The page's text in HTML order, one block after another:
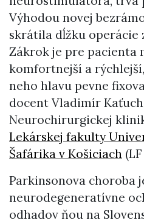
Výhodou novej
skrátila dĺžku operácie
Zákrok je pre pacienta
komfortnejší a
neho hlavu pevne
docent Vladimír
Neurochirurgickej
Lekárskej fakulty
Šafárika v Košiciach
Parkinsonova choroba
neurodegeneratívne
odhadov ňou na